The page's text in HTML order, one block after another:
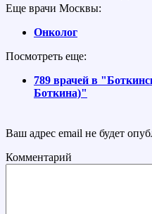
Еще врачи Москвы:
Онколог
Посмотреть еще:
789 врачей в
Боткина)"
Ваш адрес email не будет
Комментарий